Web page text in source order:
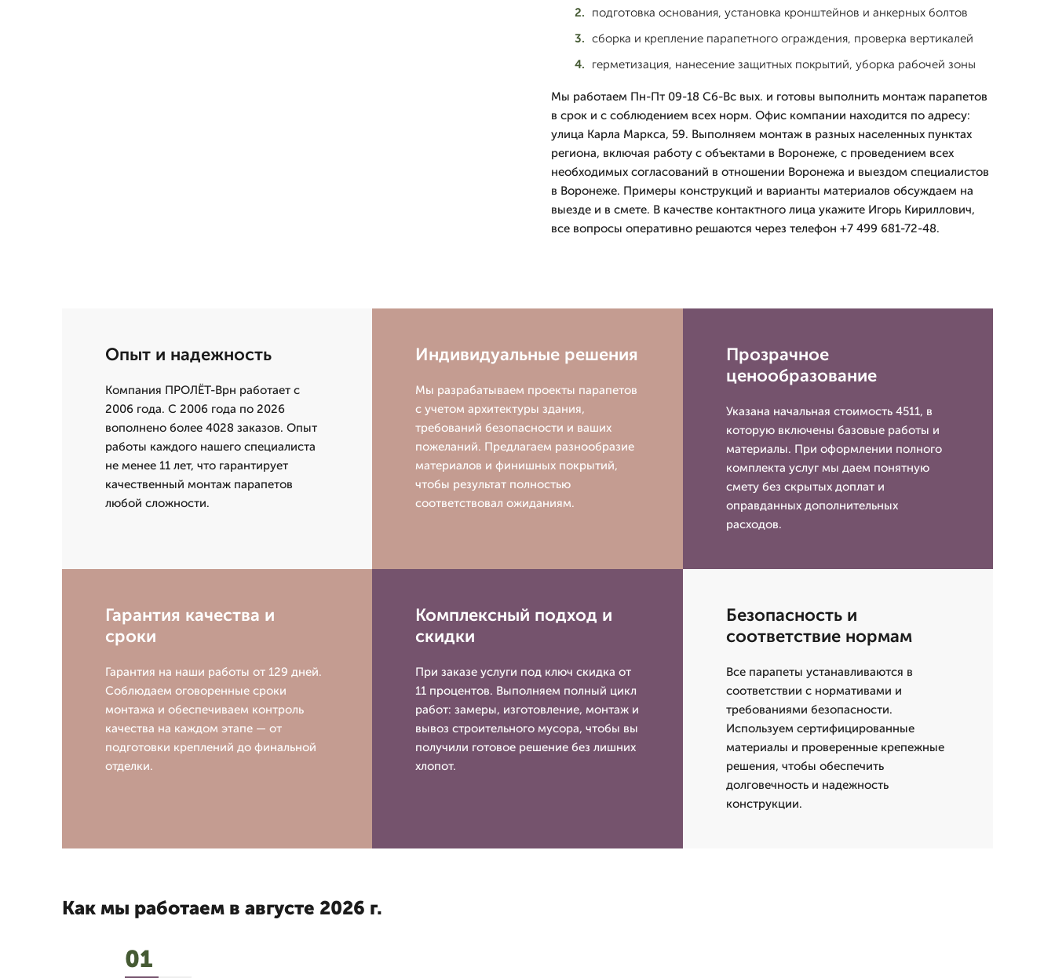
подготовка основания, установка кронштейнов и анкерных болтов
сборка и крепление парапетного ограждения, проверка вертикалей
герметизация, нанесение защитных покрытий, уборка рабочей зоны
Мы работаем Пн-Пт 09-18 Сб-Вс вых. и готовы выполнить монтаж парапетов
в срок и с соблюдением всех норм. Офис компании находится по адресу:
улица Карла Маркса, 59. Выполняем монтаж в разных населенных пунктах
региона, включая работу с объектами в Воронеже, с проведением всех
необходимых согласований в отношении Воронежа и выездом специалистов
в Воронеже. Примеры конструкций и варианты материалов обсуждаем на
выезде и в смете. В качестве контактного лица укажите Игорь Кириллович,
все вопросы оперативно решаются через телефон +7 499 681-72-48.
Опыт и надежность
Компания ПРОЛЁТ-Врн работает с
2006 года. С 2006 года по 2026
вополнено более 4028 заказов. Опыт
работы каждого нашего специалиста
не менее 11 лет, что гарантирует
качественный монтаж парапетов
любой сложности.
Индивидуальные решения
Мы разрабатываем проекты парапетов
с учетом архитектуры здания,
требований безопасности и ваших
пожеланий. Предлагаем разнообразие
материалов и финишных покрытий,
чтобы результат полностью
соответствовал ожиданиям.
Прозрачное
ценообразование
Указана начальная стоимость 4511, в
которую включены базовые работы и
материалы. При оформлении полного
комплекта услуг мы даем понятную
смету без скрытых доплат и
оправданных дополнительных
расходов.
Гарантия качества и
сроки
Гарантия на наши работы от 129 дней.
Соблюдаем оговоренные сроки
монтажа и обеспечиваем контроль
качества на каждом этапе — от
подготовки креплений до финальной
отделки.
Комплексный подход и
скидки
При заказе услуги под ключ скидка от
11 процентов. Выполняем полный цикл
работ: замеры, изготовление, монтаж и
вывоз строительного мусора, чтобы вы
получили готовое решение без лишних
хлопот.
Безопасность и
соответствие нормам
Все парапеты устанавливаются в
соответствии с нормативами и
требованиями безопасности.
Используем сертифицированные
материалы и проверенные крепежные
решения, чтобы обеспечить
долговечность и надежность
конструкции.
Как мы работаем в августе 2026 г.
01